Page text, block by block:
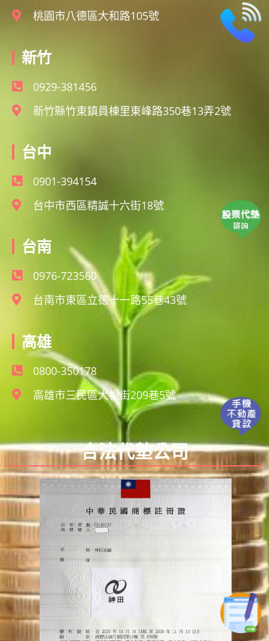
桃園市八德區大和路105號
新竹
0929-381456
新竹縣竹東鎮員棟里東峰路350巷13弄2號
台中
0901-394154
台中市西區精誠十六街18號
台南
0976-723560
台南市東區立德十一路55巷43號
高雄
0800-350178
高雄市三民區大福街209巷5號
合法代墊公司